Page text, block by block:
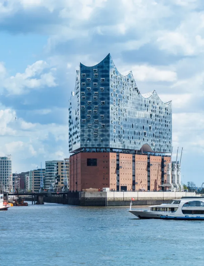
uns Ihnen über Cookies ein verbessertes
anzeigen. Über „anpassen” können Sie
Cookies gespeichert.
akzeptieren.